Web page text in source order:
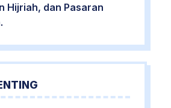
Hijriah, dan Pasaran